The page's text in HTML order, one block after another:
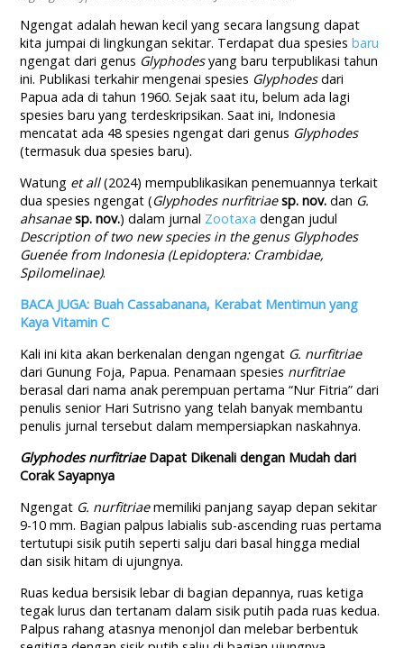
Ngengat adalah hewan kecil yang secara langsung dapat
kita jumpai di lingkungan sekitar. Terdapat dua spesiesbaru
ngengat dari genus Glyphodesyang baru terpublikasi tahun
ini. Publikasi terkahir mengenai spesies Glyphodesdari
Papua ada di tahun 1960. Sejak saat itu, belum ada lagi
spesies baru yang terdeskripsikan. Saat ini, Indonesia
mencatat ada 48 spesies ngengat dari genus Glyphodes
(termasuk dua spesies baru).
Watung et all(2024) mempublikasikan penemuannya terkait
dua spesies ngengat (Glyphodes nurfitriae sp. nov. dan G.
ahsanae sp. nov.) dalam jurnal Zootaxa dengan judul
Description of two new species in the genus Glyphodes
Guenée from Indonesia (Lepidoptera: Crambidae,
Spilomelinae).
BACA JUGA: Buah Cassabanana, Kerabat Mentimun yang
Kaya Vitamin C
Kali ini kita akan berkenalan dengan ngengat G. nurfitriae
dari Gunung Foja, Papua. Penamaan spesies nurfitriae
berasal dari nama anak perempuan pertama “Nur Fitria” dari
penulis senior Hari Sutrisno yang telah banyak membantu
penulis jurnal tersebut dalam mempersiapkan naskahnya.
Glyphodes nurfitriaeDapat Dikenali dengan Mudah dari
Corak Sayapnya
Ngengat G. nurfitriaememiliki panjang sayap depan sekitar
9-10 mm. Bagian palpus labialis sub-ascending ruas pertama
tertutupi sisik putih seperti salju dari basal hingga medial
dan sisik hitam di ujungnya.
Ruas kedua bersisik lebar di bagian depannya, ruas ketiga
tegak lurus dan tertanam dalam sisik putih pada ruas kedua.
Palpus rahang atasnya menonjol dan melebar berbentuk